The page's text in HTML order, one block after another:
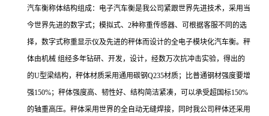
汽车衡称体结构组成： 电子汽车衡是我公司紧跟世界先进技术，采用当
今世界先进的数字式；模拟式、2种称重传感器、可根据客服不同的选
择，数字式称重显示仪及先进的秤体而设计的全电子模块化汽车衡。秤
体由机械 组经多年钻研、开发，设计，经数万次抗冲击实验，得出的
的U型梁结构，秤体材质采用通用碳钢Q235材质；比普通钢材强度要增
强150%；秤体强度高、韧性好、结构简洁紧凑，可以承受超国标150%
的轴重高压。秤体采用世界的全自动无缝焊接，同时我公司秤体还采用